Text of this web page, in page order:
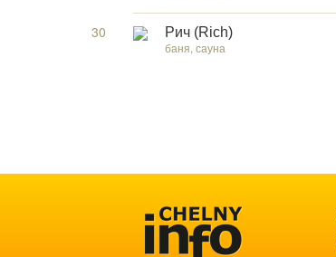
30
Рич (Rich)
баня, сауна